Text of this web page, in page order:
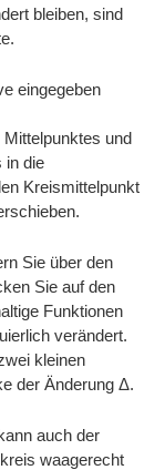
bleiben, sind
eingegeben
und
in die
Kreismittelpunkt
Sie über den
Sie auf den
Funktionen
verändert.
kleinen
der Änderung Δ.
auch der
waagerecht